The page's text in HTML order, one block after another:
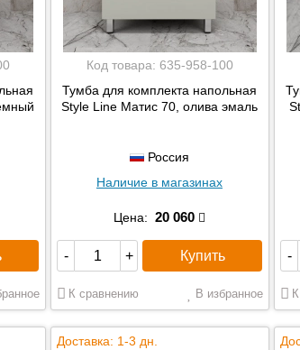
Код товара: 635-958-100
Тумба для комплекта напольная
Style Line Матис 70, олива эмаль
Россия
Наличие в магазинах
Цена: 20 060
- + Купить
К сравнению В избранное
-
Доставка: 1-3 дн.